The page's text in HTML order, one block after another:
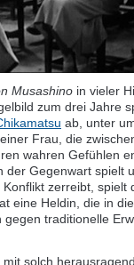
Musashino in vieler
zum drei Jahre
ab, unter
Frau, die
wahren Gefühlen
der Gegenwart spielt
zerreibt, spielt
eine Heldin, die in
gegen traditionelle
mit solch